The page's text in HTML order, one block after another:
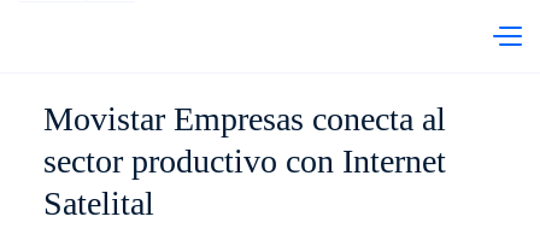
Movistar Empresas conecta al
sector productivo con Internet
Satelital